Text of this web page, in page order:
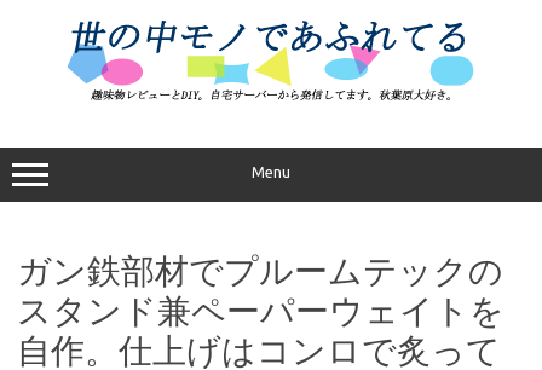
プ
Menu
ガン鉄部材でプルームテックの
スタンド兼ペーパーウェイトを
自作。仕上げはコンロで炙って